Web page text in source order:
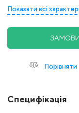
Показати всі
Порівняти
Специфікація